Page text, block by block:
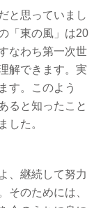
と思っていまし
「東の風」は20
なわち第一次世
解できます。実
す。このよう
ると知ったこと
した。
、継続して努力
そのためには、